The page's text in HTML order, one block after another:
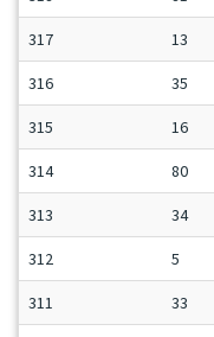
317 13
316 35
315 16
314 80
313 34
312 5
311 33